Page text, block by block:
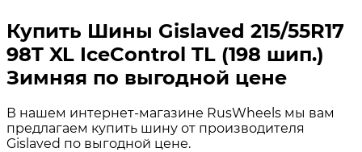
Купить Шины Gislaved 215/55R17
98T XL IceControl TL (198 шип.)
Зимняя по выгодной цене
В нашем интернет-магазине RusWheels мы вам
предлагаем купить шину от производителя
Gislaved по выгодной цене.